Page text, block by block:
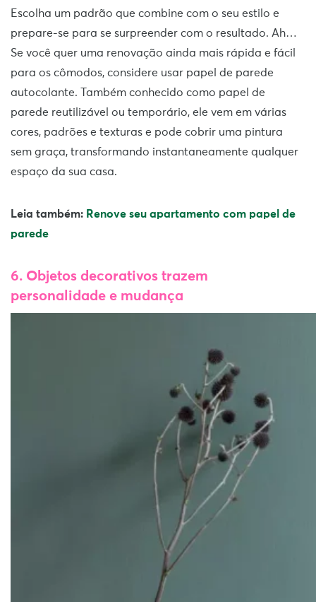
Escolha um padrão que combine com o seu estilo e
prepare-se para se surpreender com o resultado. Ah…
Se você quer uma renovação ainda mais rápida e fácil
para os cômodos, considere usar papel de parede
autocolante. Também conhecido como papel de
parede reutilizável ou temporário, ele vem em várias
cores, padrões e texturas e pode cobrir uma pintura
sem graça, transformando instantaneamente qualquer
espaço da sua casa.
Leia também: Renove seu apartamento com papel de
parede
6. Objetos decorativos trazem
personalidade e mudança